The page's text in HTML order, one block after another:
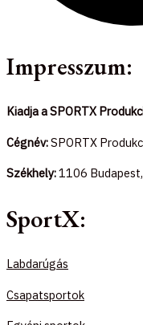
Impresszum:
Kiadja a SPORTX
Cégnév:SPORTX
Székhely:1106
SportX:
Labdarúgás
Csapatsportok